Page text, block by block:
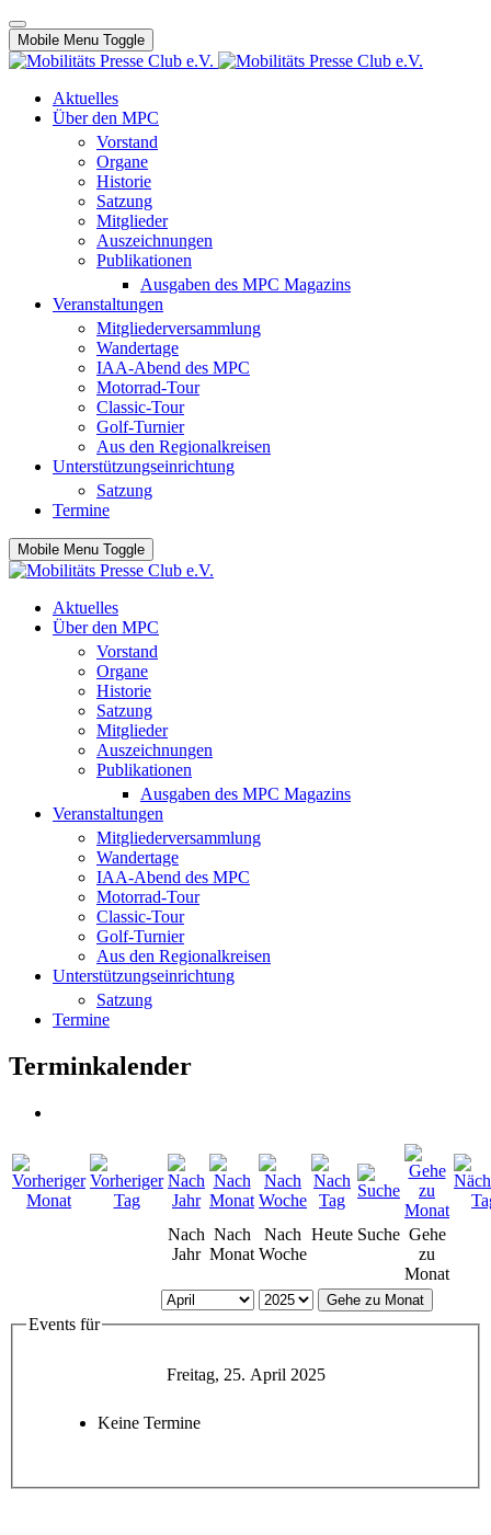
Mobile Menu Toggle
Aktuelles
Über den MPC
Vorstand
Organe
Historie
Satzung
Mitglieder
Auszeichnungen
Publikationen
Ausgaben des MPC Magazins
Veranstaltungen
Mitgliederversammlung
Wandertage
IAA-Abend des MPC
Motorrad-Tour
Classic-Tour
Golf-Turnier
Aus den Regionalkreisen
Unterstützungseinrichtung
Satzung
Termine
Mobile Menu Toggle
Aktuelles
Über den MPC
Vorstand
Organe
Historie
Satzung
Mitglieder
Auszeichnungen
Publikationen
Ausgaben des MPC Magazins
Veranstaltungen
Mitgliederversammlung
Wandertage
IAA-Abend des MPC
Motorrad-Tour
Classic-Tour
Golf-Turnier
Aus den Regionalkreisen
Unterstützungseinrichtung
Satzung
Termine
Terminkalender
Nach
Jahr
Nach
Monat
Nach
Woche
Heute Suche Gehe
zu
Monat
Gehe zu Monat
Events für
Freitag, 25. April 2025
Keine Termine